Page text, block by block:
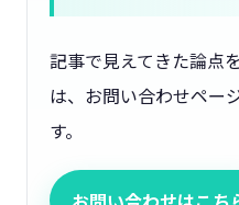
記事で見えてきた論点
は、お問い合わせペー
す。